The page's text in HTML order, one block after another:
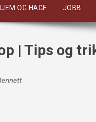
OG HAGE JOBB
| Tips og